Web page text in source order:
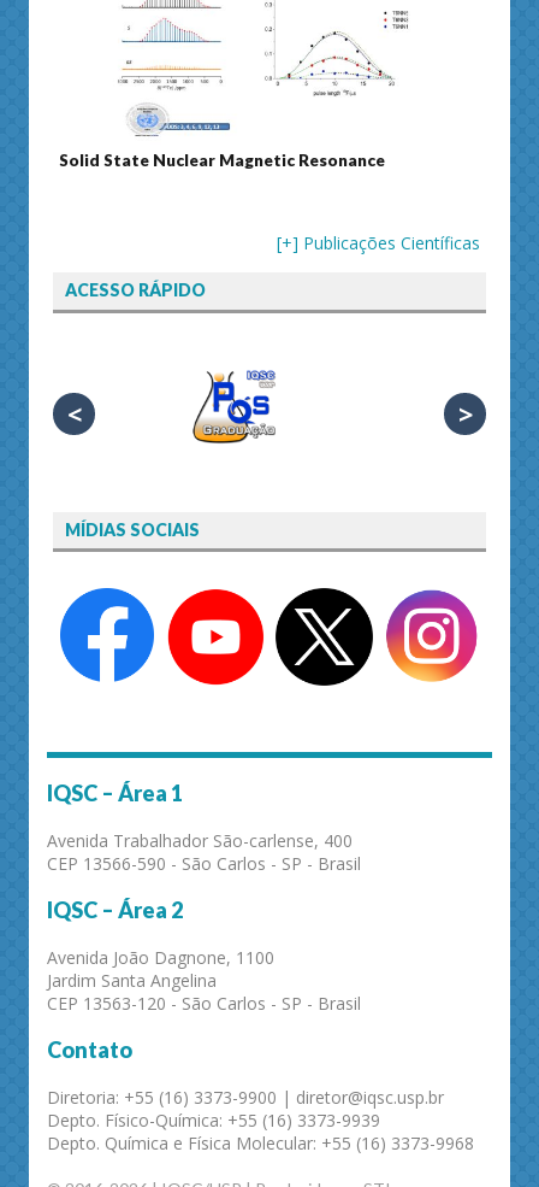
Resonance Journal of Separation Science
[+] Publicações Científicas
ACESSO RÁPIDO
< >
MÍDIAS SOCIAIS
IQSC – Área 1
Avenida Trabalhador São-carlense, 400
CEP 13566-590 - São Carlos - SP - Brasil
IQSC – Área 2
Avenida João Dagnone, 1100
Jardim Santa Angelina
CEP 13563-120 - São Carlos - SP - Brasil
Contato
Diretoria: +55 (16) 3373-9900 | diretor@iqsc.usp.br
Depto. Físico-Química: +55 (16) 3373-9939
Depto. Química e Física Molecular: +55 (16) 3373-9968